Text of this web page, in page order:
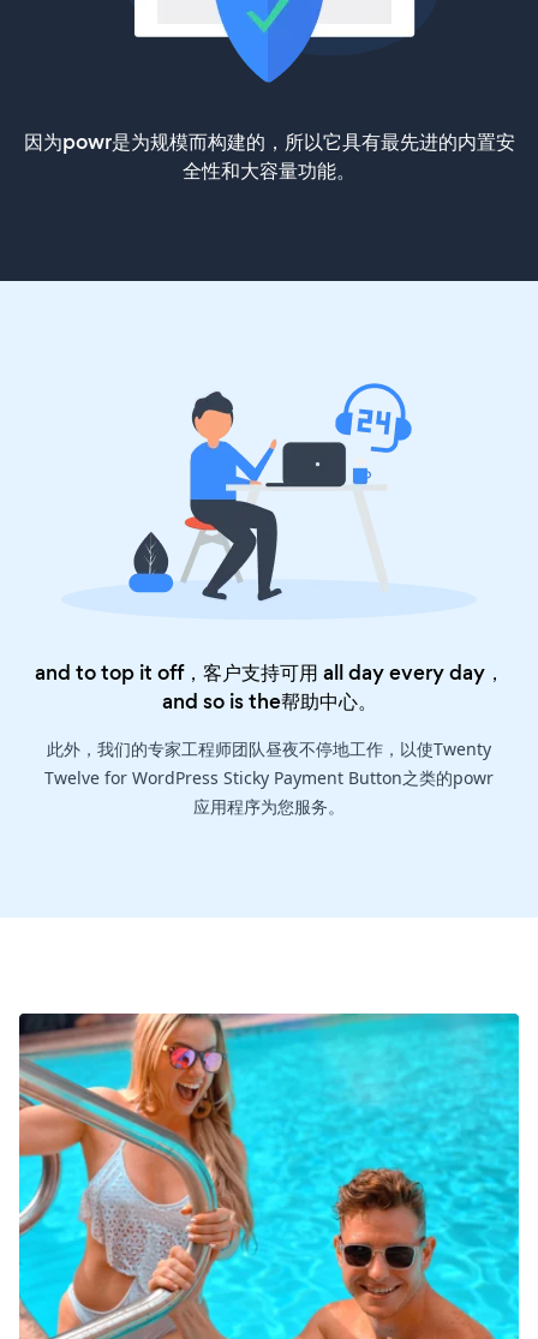
因为powr是为规模而构建的，所以它具有最先进的内置安
全性和大容量功能。
and to top it off，客户支持可用 all day every day，
and so is the帮助中心。
此外，我们的专家工程师团队昼夜不停地工作，以使Twenty
Twelve for WordPress Sticky Payment Button之类的powr
应用程序为您服务。